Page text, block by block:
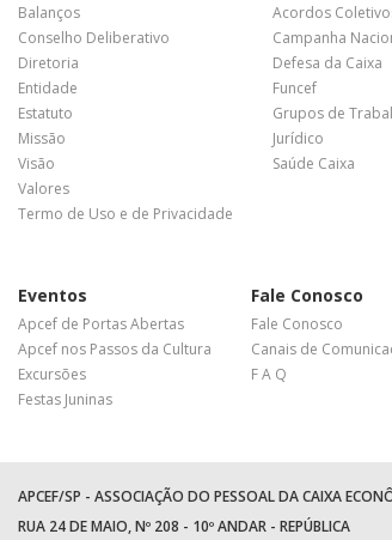
Balanços
Conselho Deliberativo
Diretoria
Entidade
Estatuto
Missão
Visão
Valores
Termo de Uso e de Privacidade
Acordos
Campanha
Defesa da Caixa
Funcef
Grupos de
Jurídico
Saúde Caixa
Eventos
Apcef de Portas Abertas
Apcef nos Passos da Cultura
Excursões
Festas Juninas
Fale Conosco
Fale Conosco
Canais de
F A Q
APCEF/SP - ASSOCIAÇÃO DO PESSOAL DA CAIXA
RUA 24 DE MAIO, Nº 208 - 10º ANDAR - REPÚBLICA